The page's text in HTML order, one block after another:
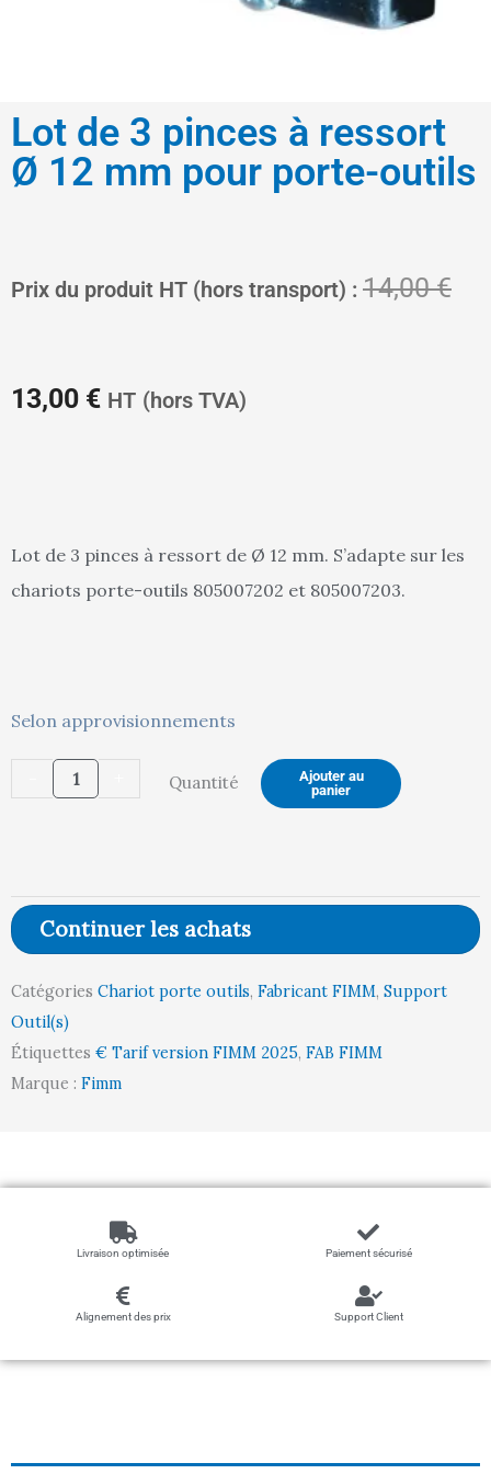
Lot de 3 pinces à ressort
Ø 12 mm pour porte-outils
Prix du produit HT (hors transport) : 14,00€Le
13,00 €
Le
prix
13,00 €.
HT (hors TVA)
Lot de 3 pinces à ressort de Ø 12 mm. S’adapte sur les
chariots porte-outils 805007202 et 805007203.
Selon approvisionnements
quantité
à
ressort
mm
pour
Quantité
Ajouter au
panier
Continuer les achats
Catégories Chariot porte outils, Fabricant FIMM, Support
Outil(s)
Étiquettes € Tarif version FIMM 2025, FAB FIMM
Marque : Fimm
Livraison optimisée Paiement sécurisé
Alignement des prix Support Client